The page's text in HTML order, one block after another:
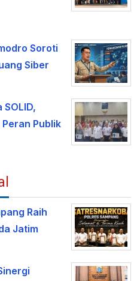
Soroti
Siber
Publik
Raih
Jatim